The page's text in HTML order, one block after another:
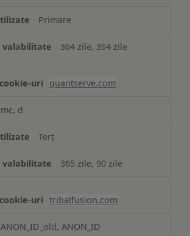
Primare
364 zile, 364 zile
quantserve.com
mc, d
Terț
365 zile, 90 zile
tribalfusion.com
ANON_ID_old, ANON_ID